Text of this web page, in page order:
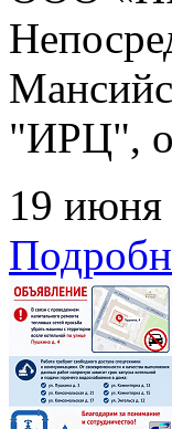
"ИРЦ",
19 июня